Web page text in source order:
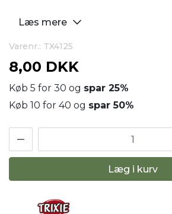
Læs mere
Varenr.: TX4125
8,00 DKK
Køb 5 for 30 og spar 25%
Køb 10 for 40 og spar50%
Læg i kurv